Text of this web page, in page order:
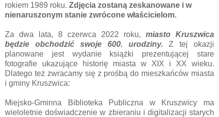
rokiem 1989 roku. Zdjęcia zostaną zeskanowane i w
nienaruszonym stanie zwrócone właścicielom.
Za dwa lata, 8 czerwca 2022 roku, miasto Kruszwica
będzie obchodzić swoje 600. urodziny. Z tej okazji
planowane jest wydanie książki prezentującej stare
fotografie ukazujące historię miasta w XIX i XX wieku.
Dlatego też zwracamy się z prośbą do mieszkańców miasta
i gminy Kruszwica:
Miejsko-Gminna Biblioteka Publiczna w Kruszwicy ma
wieloletnie doświadczenie w zbieraniu i digitalizacji starych